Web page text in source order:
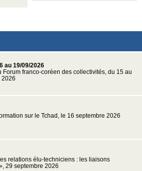
au 19/09/2026
Forum franco-coréen des collectivités, du 15 au
2026
sur le Tchad, le 16 septembre 2026
relations élu-techniciens : les liaisons
29 septembre 2026